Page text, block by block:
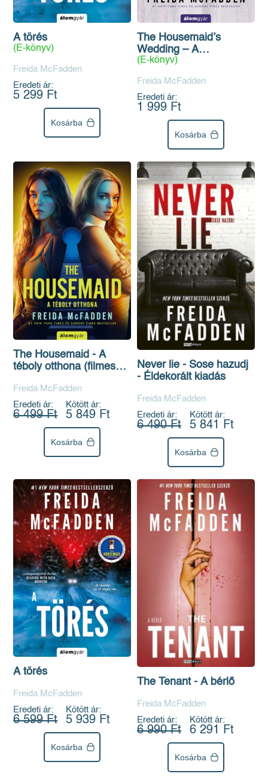
A törés
(E-könyv)
Freida McFadden
Eredeti ár:
5 299 Ft
Kosárba
The Housemaid’s
Wedding – A
menyasszony otthona
(E-könyv)
Freida McFadden
Eredeti ár:
1 999 Ft
Kosárba
The Housemaid - A
téboly otthona (filmes
Freida McFadden
Eredeti ár:
6 499 Ft
Kötött ár:
5 849 Ft
Kosárba
Never lie - Sose hazudj
- Éldekorált kiadás
Freida McFadden
Eredeti ár:
6 490 Ft
Kötött ár:
5 841 Ft
Kosárba
A törés
Freida McFadden
Eredeti ár:
6 599 Ft
Kötött ár:
5 939 Ft
Kosárba
The Tenant - A bérlő
Freida McFadden
Eredeti ár:
6 990 Ft
Kötött ár:
6 291 Ft
Kosárba